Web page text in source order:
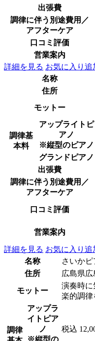
出張費
調律に伴う別途費用／
アフターケア
口コミ評価
営業案内
詳細を見る お気に入り追
名称
住所
モットー
調律基
本料
アップライトピ
アノ
※縦型のピアノ
グランドピアノ
出張費
調律に伴う別途費用／
アフターケア
口コミ評価
営業案内
詳細を見る お気に入り追
名称
さいか
住所
広島県
モットー
演奏時に
楽的調律
調律
アップラ
イトピア
ノ
※縦型の
税込